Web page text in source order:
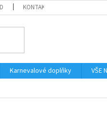
KONTAKTY
Karnevalové doplňky VŠE